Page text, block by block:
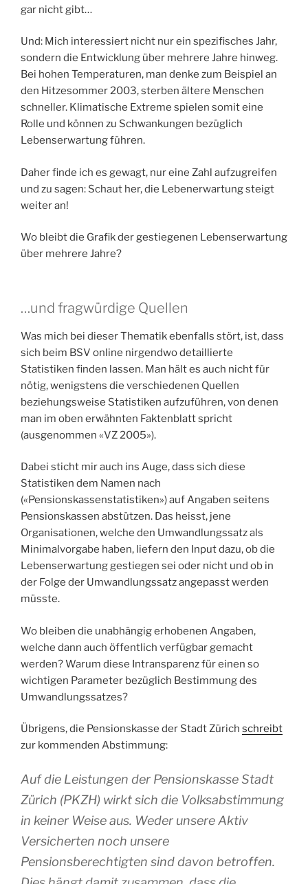
gar nicht gibt…
Und: Mich interessiert nicht nur ein spezifisches Jahr,
sondern die Entwicklung über mehrere Jahre hinweg.
Bei hohen Temperaturen, man denke zum Beispiel an
den Hitzesommer 2003, sterben ältere Menschen
schneller. Klimatische Extreme spielen somit eine
Rolle und können zu Schwankungen bezüglich
Lebenserwartung führen.
Daher finde ich es gewagt, nur eine Zahl aufzugreifen
und zu sagen: Schaut her, die Lebenerwartung steigt
weiter an!
Wo bleibt die Grafik der gestiegenen Lebenserwartung
über mehrere Jahre?
…und fragwürdige Quellen
Was mich bei dieser Thematik ebenfalls stört, ist, dass
sich beim BSV online nirgendwo detaillierte
Statistiken finden lassen. Man hält es auch nicht für
nötig, wenigstens die verschiedenen Quellen
beziehungsweise Statistiken aufzuführen, von denen
man im oben erwähnten Faktenblatt spricht
(ausgenommen «VZ 2005»).
Dabei sticht mir auch ins Auge, dass sich diese
Statistiken dem Namen nach
(«Pensionskassenstatistiken») auf Angaben seitens
Pensionskassen abstützen. Das heisst, jene
Organisationen, welche den Umwandlungssatz als
Minimalvorgabe haben, liefern den Input dazu, ob die
Lebenserwartung gestiegen sei oder nicht und ob in
der Folge der Umwandlungssatz angepasst werden
müsste.
Wo bleiben die unabhängig erhobenen Angaben,
welche dann auch öffentlich verfügbar gemacht
werden? Warum diese Intransparenz für einen so
wichtigen Parameter bezüglich Bestimmung des
Umwandlungssatzes?
Übrigens, die Pensionskasse der Stadt Zürich schreibt
zur kommenden Abstimmung:
Auf die Leistungen der Pensionskasse Stadt
Zürich (PKZH) wirkt sich die Volksabstimmung
in keiner Weise aus. Weder unsere Aktiv
Versicherten noch unsere
Pensionsberechtigten sind davon betroffen.